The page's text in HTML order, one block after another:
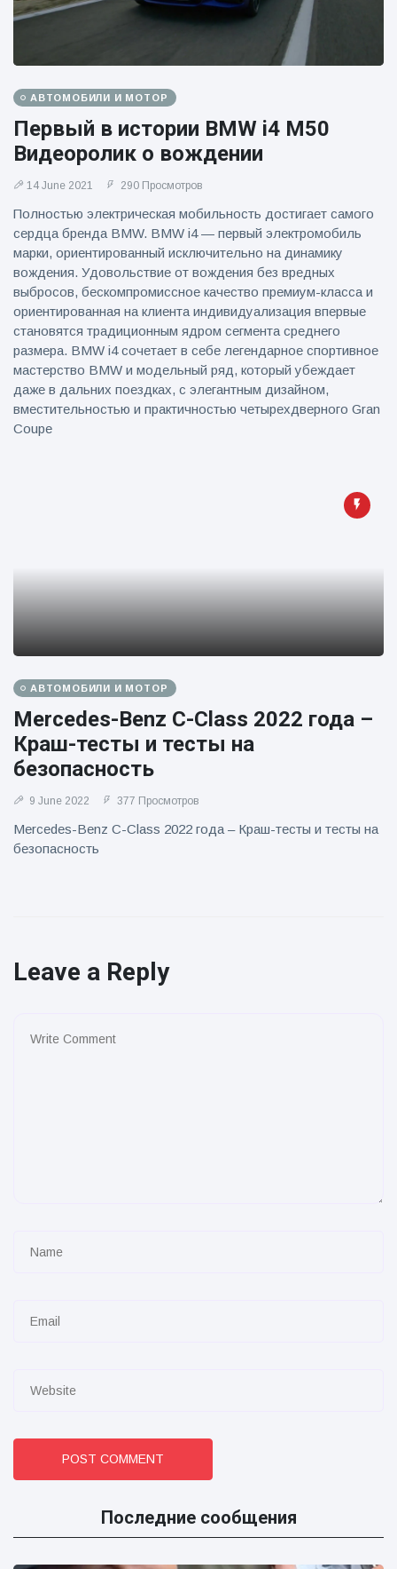
АВТОМОБИЛИ И МОТОР
Первый в истории BMW i4 M50
Видеоролик о вождении
14 June 2021 290 Просмотров
Полностью электрическая мобильность достигает самого
сердца бренда BMW. BMW i4 — первый электромобиль
марки, ориентированный исключительно на динамику
вождения. Удовольствие от вождения без вредных
выбросов, бескомпромиссное качество премиум-класса и
ориентированная на клиента индивидуализация впервые
становятся традиционным ядром сегмента среднего
размера. BMW i4 сочетает в себе легендарное спортивное
мастерство BMW и модельный ряд, который убеждает
даже в дальних поездках, с элегантным дизайном,
вместительностью и практичностью четырехдверного Gran
Coupe
АВТОМОБИЛИ И МОТОР
Mercedes-Benz C-Class 2022 года –
Краш-тесты и тесты на
безопасность
9 June 2022 377 Просмотров
Mercedes-Benz C-Class 2022 года – Краш-тесты и тесты на
безопасность
Leave a Reply
POST COMMENT
Последние сообщения